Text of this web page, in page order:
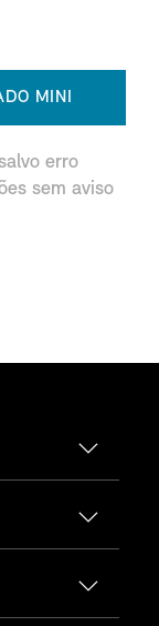
MINI
erro
sem aviso